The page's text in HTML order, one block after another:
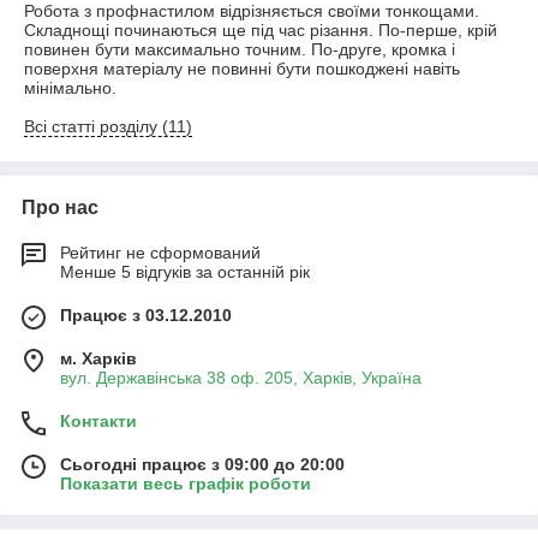
Робота з профнастилом відрізняється своїми тонкощами.
Складнощі починаються ще під час різання. По-перше, крій
повинен бути максимально точним. По-друге, кромка і
поверхня матеріалу не повинні бути пошкоджені навіть
мінімально.
Всі статті розділу (11)
Про нас
Рейтинг не сформований
Менше 5 відгуків за останній рік
Працює з 03.12.2010
м. Харків
вул. Державінська 38 оф. 205, Харків, Україна
Контакти
Сьогодні працює з 09:00 до 20:00
Показати весь графік роботи